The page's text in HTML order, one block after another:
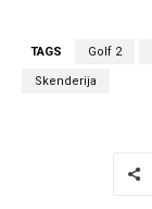
TAGS Golf 2
Skenderija